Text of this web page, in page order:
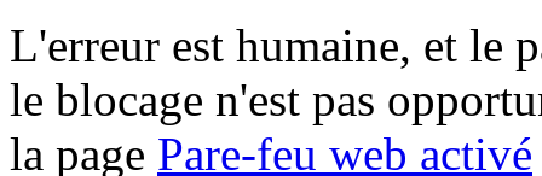
L'erreur est humaine, et le
le blocage n'est pas
la page Pare-feu web activé